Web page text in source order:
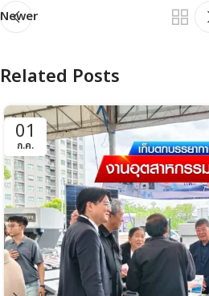
Newer
Related Posts
01
ก.ค.